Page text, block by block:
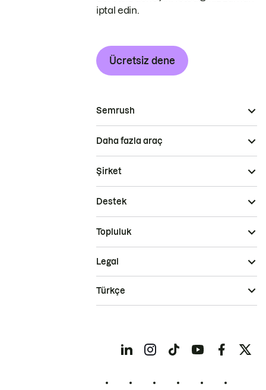
iptal edin.
Ücretsiz dene
Semrush
Daha fazla araç
Şirket
Destek
Topluluk
Legal
Türkçe